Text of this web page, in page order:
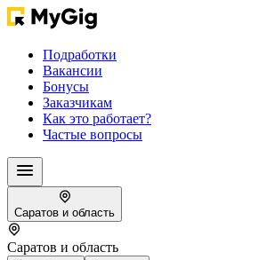
Подработки
Вакансии
Бонусы
Заказчикам
Как это работает?
Частые вопросы
Саратов и область
Саратов и область